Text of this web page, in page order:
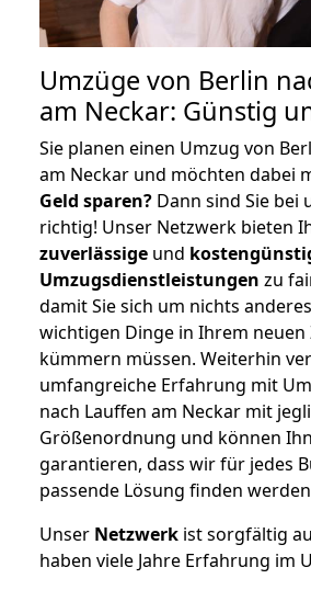
Umzüge von Berlin
am Neckar: Günstig
Sie planen einen Umzug von
am Neckar und möchten dabei
Geld sparen? Dann sind Sie bei
richtig! Unser Netzwerk bieten
zuverlässige und
Umzugsdienstleistungen zu
damit Sie sich um nichts
wichtigen Dinge in Ihrem neuen
kümmern müssen. Weiterhin
umfangreiche Erfahrung mit
nach Lauffen am Neckar mit
Größenordnung und können
garantieren, dass wir für jedes
passende Lösung finden
Unser Netzwerk ist sorgfältig
haben viele Jahre Erfahrung im